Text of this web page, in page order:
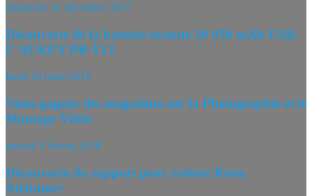
dimanche 31 décembre 2017
Découverte de la batterie externe 10 050 mAh USB-
C AUKEY PB-Y12
lundi 18 mars 2013
Viens gagner des magazines sur la Photographie et le
Montage Vidéo
samedi 3 février 2018
Découverte du support pour voiture Kenu
Airframe+